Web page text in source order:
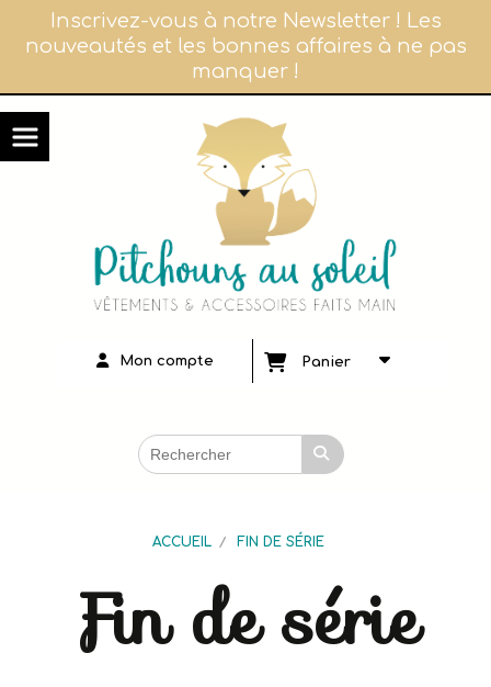
Inscrivez-vous à notre Newsletter ! Les
nouveautés et les bonnes affaires à ne pas
manquer !
Mon compte Panier
ACCUEIL FIN DE SÉRIE
Fin de série
Panneau de gestion des cookies